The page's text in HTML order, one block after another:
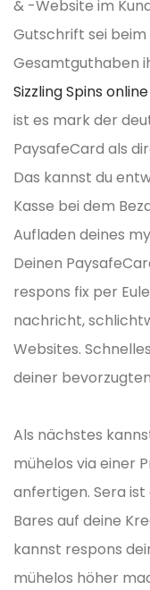
& -Website im
Gutschrift sei
Gesamtguthaben
Sizzling Spins online
ist es mark der
PaysafeCard als
Das kannst du
Kasse bei dem
Aufladen deines
Deinen
respons fix per
nachricht,
Websites.
deiner
Als nächstes
mühelos via einer
anfertigen. Sera
Bares auf deine
kannst respons
mühelos höher